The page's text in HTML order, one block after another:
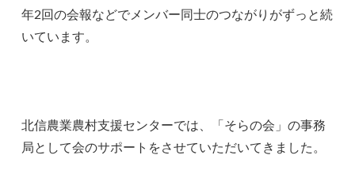
年2回の会報などでメンバー同士のつながりがずっと続
いています。
北信農業農村支援センターでは、「そらの会」の事務
局として会のサポートをさせていただいてきました。